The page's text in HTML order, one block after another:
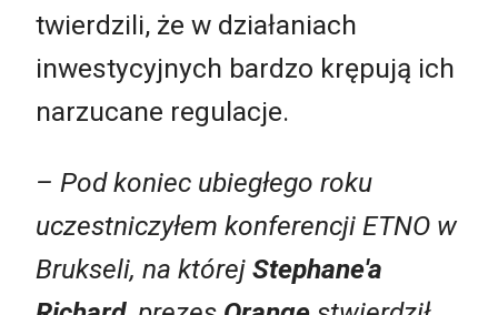
twierdzili, że w działaniach
inwestycyjnych bardzo krępują ich
narzucane regulacje.
– Pod koniec ubiegłego roku
uczestniczyłem konferencji ETNO w
Brukseli, na której Stephane'a